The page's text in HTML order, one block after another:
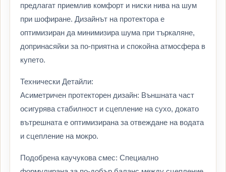
предлагат приемлив комфорт и ниски нива на шум
при шофиране. Дизайнът на протектора е
оптимизиран да минимизира шума при търкаляне,
допринасяйки за по-приятна и спокойна атмосфера в
купето.
Технически Детайли:
Асиметричен протекторен дизайн: Външната част
осигурява стабилност и сцепление на сухо, докато
вътрешната е оптимизирана за отвеждане на водата
и сцепление на мокро.
Подобрена каучукова смес: Специално